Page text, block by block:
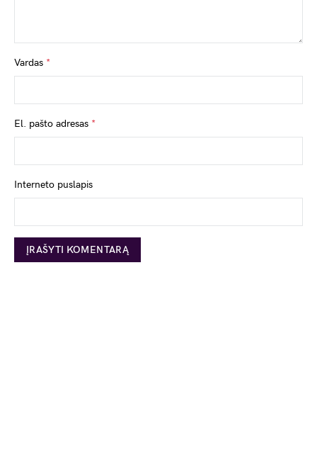
Vardas *
El. pašto adresas *
Interneto puslapis